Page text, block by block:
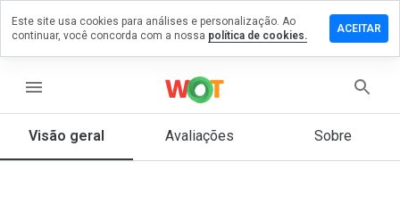
menu
Visão geral Avaliações Sobre
um
Este site usa cookies para análises e personalização. Ao
continuar, você concorda com a nossa política de cookies.
ACEITAR